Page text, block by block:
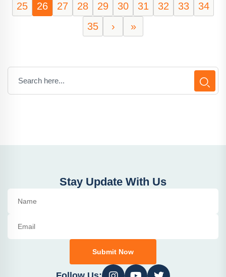
25
26 27 28 29 30 31 32 33
34
35
› »
Stay Update With Us
Submit Now